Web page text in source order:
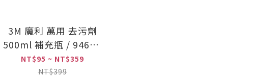
3M 魔利 萬用 去污劑
500ml 補充瓶 / 946ml
/ 1加侖
NT$95 ~ NT$359
NT$399